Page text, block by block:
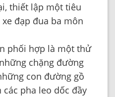
thiết lập một tiêu
đạp đua ba môn
phối hợp là một thử
chặng đường
con đường gồ
pha leo dốc đầy